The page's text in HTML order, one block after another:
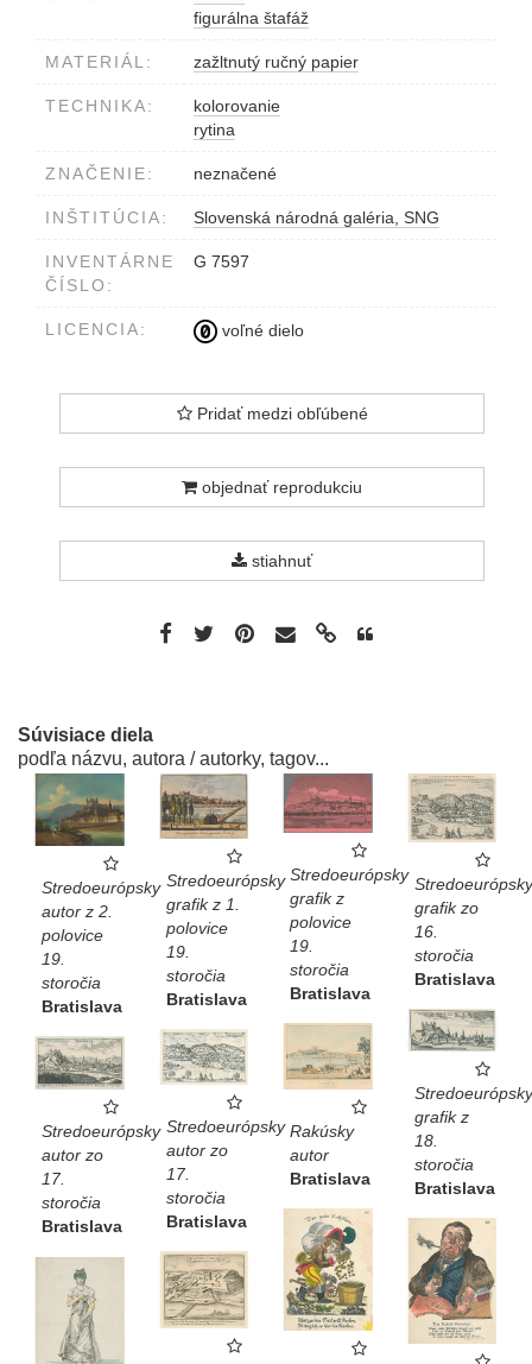
figurálna štafáž
MATERIÁL: zažltnutý ručný papier
TECHNIKA:
kolorovanie
rytina
ZNAČENIE: neznačené
INŠTITÚCIA: Slovenská národná galéria, SNG
INVENTÁRNE
ČÍSLO:
G 7597
LICENCIA: voľné dielo
Pridať medzi obľúbené
objednať reprodukciu
stiahnuť
Súvisiace diela
podľa názvu, autora / autorky, tagov...
Stredoeurópsky
autor z 2.
polovice
19.
storočia
Bratislava
Stredoeurópsky
grafik z 1.
polovice
19.
storočia
Bratislava
Stredoeurópsky
grafik z
polovice
19.
storočia
Bratislava
Stredoeurópsky
grafik zo
16.
storočia
Bratislava
Stredoeurópsky
grafik z
18.
storočia
Bratislava
Rakúsky
autor
Bratislava
Stredoeurópsky
autor zo
17.
storočia
Bratislava
Stredoeurópsky
autor zo
17.
storočia
Bratislava